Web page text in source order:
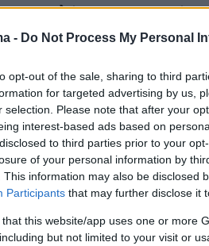
- Do Not Process My Personal
opt-out of the sale, sharing to third
for targeted advertising by us,
selection. Please note that after your
interest-based ads based on
to third parties prior to your
of your personal information by
This information may also be disclosed
Participants that may further disclose it
that this website/app uses one or more
but not limited to your visit or
το υψηλότατο ποσοστό
κορωνοϊού.
της Πέμπτη
τα αποτελέσματα των
δειγμάτων για κορωνοϊό
μεσημέρι της Πέμπτης
της Νέας Σμύρνης στη
τον δήμαρχο Λαρισαίων